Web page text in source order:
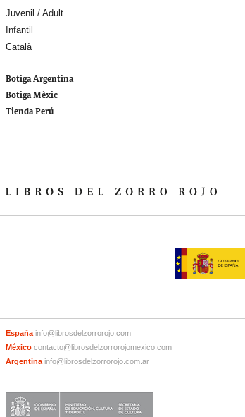
Juvenil / Adult
Infantil
Català
Botiga Argentina
Botiga Mèxic
Tienda Perú
España info@librosdelzorrorojo.com
México contacto@librosdelzorrorojomexico.com
Argentina info@librosdelzorrorojo.com.ar